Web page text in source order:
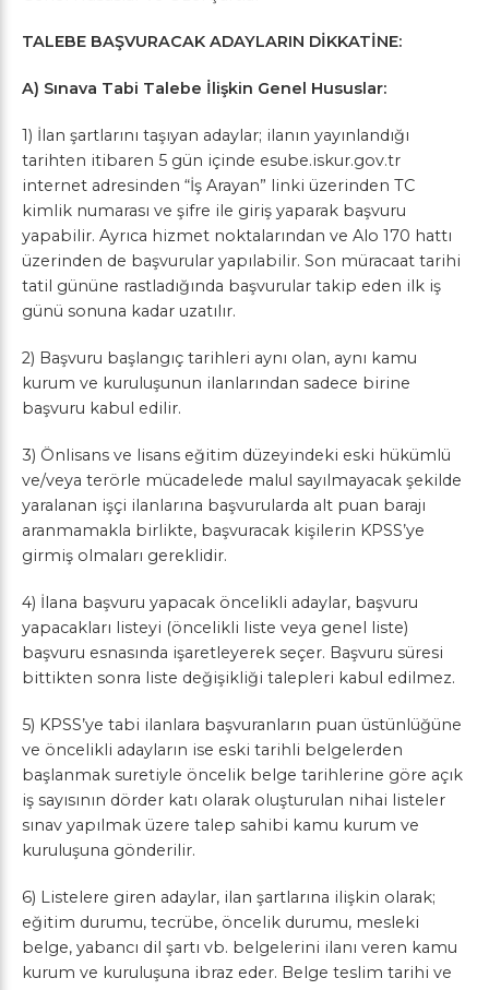
TALEBE BAŞVURACAK ADAYLARIN DİKKATİNE:
A) Sınava Tabi Talebe İlişkin Genel Hususlar:
1) İlan şartlarını taşıyan adaylar; ilanın yayınlandığı
tarihten itibaren 5 gün içinde esube.iskur.gov.tr
internet adresinden “İş Arayan” linki üzerinden TC
kimlik numarası ve şifre ile giriş yaparak başvuru
yapabilir. Ayrıca hizmet noktalarından ve Alo 170 hattı
üzerinden de başvurular yapılabilir. Son müracaat tarihi
tatil gününe rastladığında başvurular takip eden ilk iş
günü sonuna kadar uzatılır.
2) Başvuru başlangıç tarihleri aynı olan, aynı kamu
kurum ve kuruluşunun ilanlarından sadece birine
başvuru kabul edilir.
3) Önlisans ve lisans eğitim düzeyindeki eski hükümlü
ve/veya terörle mücadelede malul sayılmayacak şekilde
yaralanan işçi ilanlarına başvurularda alt puan barajı
aranmamakla birlikte, başvuracak kişilerin KPSS’ye
girmiş olmaları gereklidir.
4) İlana başvuru yapacak öncelikli adaylar, başvuru
yapacakları listeyi (öncelikli liste veya genel liste)
başvuru esnasında işaretleyerek seçer. Başvuru süresi
bittikten sonra liste değişikliği talepleri kabul edilmez.
5) KPSS’ye tabi ilanlara başvuranların puan üstünlüğüne
ve öncelikli adayların ise eski tarihli belgelerden
başlanmak suretiyle öncelik belge tarihlerine göre açık
iş sayısının dörder katı olarak oluşturulan nihai listeler
sınav yapılmak üzere talep sahibi kamu kurum ve
kuruluşuna gönderilir.
6) Listelere giren adaylar, ilan şartlarına ilişkin olarak;
eğitim durumu, tecrübe, öncelik durumu, mesleki
belge, yabancı dil şartı vb. belgelerini ilanı veren kamu
kurum ve kuruluşuna ibraz eder. Belge teslim tarihi ve